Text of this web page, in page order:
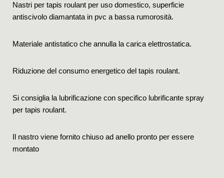
Nastri per tapis roulant per uso domestico, superficie
antiscivolo diamantata in pvc a bassa rumorosità.
Materiale antistatico che annulla la carica elettrostatica.
Riduzione del consumo energetico del tapis roulant.
Si consiglia la lubrificazione con specifico lubrificante spray
per tapis roulant.
Il nastro viene fornito chiuso ad anello pronto per essere
montato